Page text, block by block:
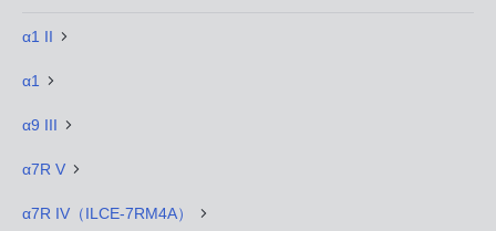
α1 II
α1
α9 III
α7R V
α7R IV（ILCE-7RM4A）